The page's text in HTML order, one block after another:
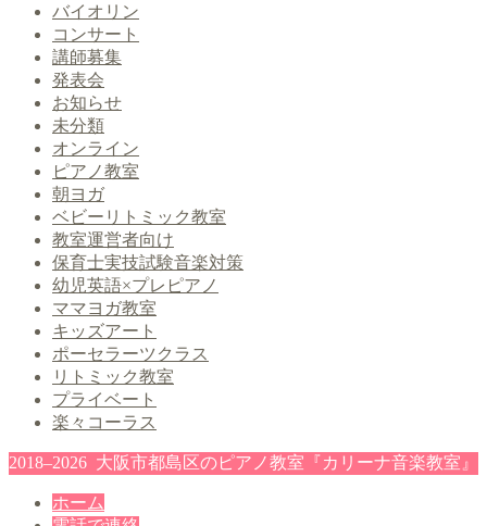
バイオリン
コンサート
講師募集
発表会
お知らせ
未分類
オンライン
ピアノ教室
朝ヨガ
ベビーリトミック教室
教室運営者向け
保育士実技試験音楽対策
幼児英語×プレピアノ
ママヨガ教室
キッズアート
ポーセラーツクラス
リトミック教室
プライベート
楽々コーラス
2018–2026 大阪市都島区のピアノ教室『カリーナ音楽教室』
ホーム